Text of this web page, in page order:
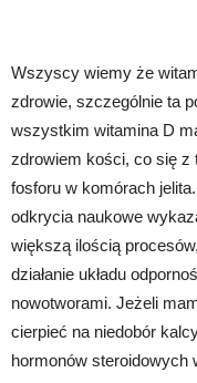
Wszyscy wiemy że
zdrowie, szczególnie ta
wszystkim witamina D
zdrowiem kości, co się z
fosforu w komórach
odkrycia naukowe
większą ilością
działanie układu
nowotworami. Jeżeli
cierpieć na niedobór
hormonów steroidowych